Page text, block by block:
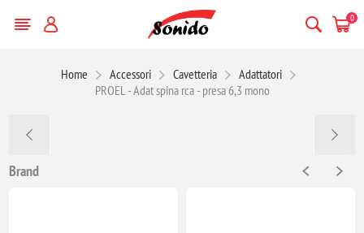
0
Home Accessori Cavetteria
Adattatori
PROEL - Adat spina rca - presa 6,3 mono
Brand